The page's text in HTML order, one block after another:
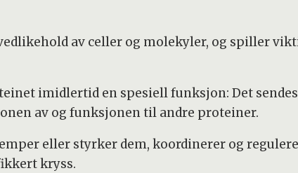
av celler og molekyler, og spiller
imidlertid en spesiell funksjon: Det
av og funksjonen til andre proteiner.
eller styrker dem, koordinerer og
kryss.